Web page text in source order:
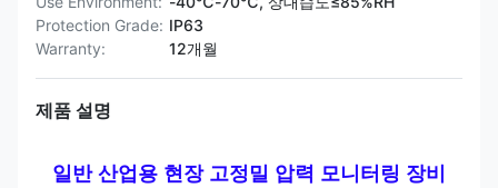
Protection Grade: IP63
Warranty:
12개월
제품 설명
일반 산업용 현장 고정밀 압력 모니터링 장비